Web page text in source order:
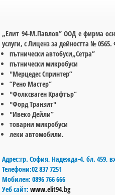
„Елит 94-М.Павлов” ООД е фирма
услуги, с Лиценз за дейността №
пътнически автобуси„Сетра”
пътнически микробуси
"Мерцедес Спринтер”
”Рено Мастер”
"Фолксваген Крафтър”
"Форд Транзит"
"Ивеко Дейли”
товарни микробуси
леки автомобили.
Адрес:гр. София, Hадежда-4, бл. 459,
Телефони:02 837 7251
Мобилен: 0896 766 666
Уеб сайт:www.elit94.bg